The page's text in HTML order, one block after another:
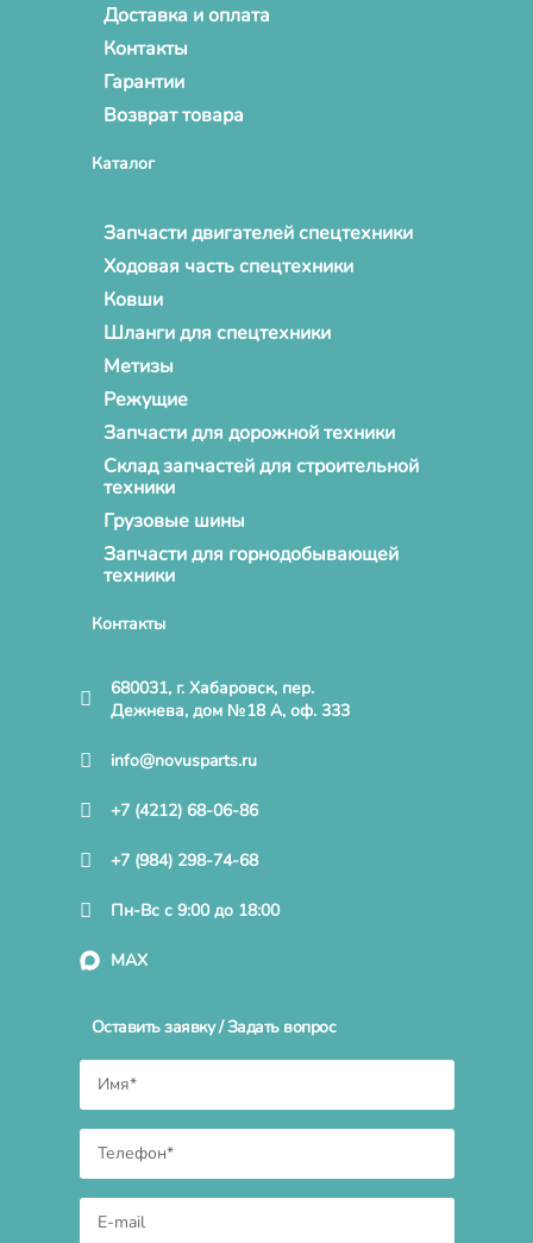
Доставка и оплата
Контакты
Гарантии
Возврат товара
Каталог
Запчасти двигателей спецтехники
Ходовая часть спецтехники
Ковши
Шланги для спецтехники
Метизы
Режущие
Запчасти для дорожной техники
Склад запчастей для строительной
техники
Грузовые шины
Запчасти для горнодобывающей
техники
Контакты
680031, г. Хабаровск, пер.
Дежнева, дом №18 А, оф. 333
info@novusparts.ru
+7 (4212) 68-06-86
+7 (984) 298-74-68
Пн-Вс с 9:00 до 18:00
MAX
Оставить заявку / Задать вопрос